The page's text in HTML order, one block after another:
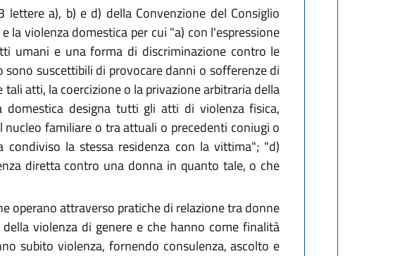
a), b) e d) della Convenzione del Consiglio
violenza domestica per cui "a) con l'espressione
umani e una forma di discriminazione contro le
suscettibili di provocare danni o sofferenze di
atti, la coercizione o la privazione arbitraria della
domestica designa tutti gli atti di violenza fisica,
familiare o tra attuali o precedenti coniugi o
la stessa residenza con la vittima"; "d)
diretta contro una donna in quanto tale, o che
operano attraverso pratiche di relazione tra donne
violenza di genere e che hanno come finalità
subito violenza, fornendo consulenza, ascolto e